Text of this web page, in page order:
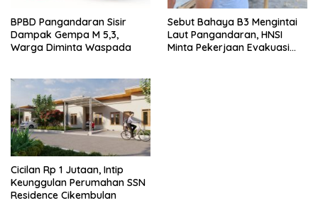
BPBD Pangandaran Sisir
Dampak Gempa M 5,3,
Warga Diminta Waspada
Sebut Bahaya B3 Mengintai
Laut Pangandaran, HNSI
Minta Pekerjaan Evakuasi
Cicilan Rp 1 Jutaan, Intip
Keunggulan Perumahan SSN
Residence Cikembulan